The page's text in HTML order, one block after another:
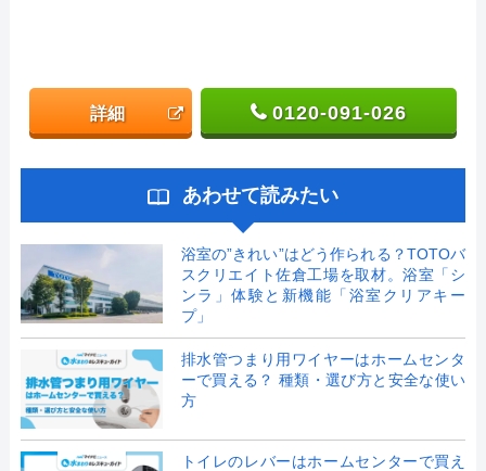
詳細 0120-091-026
あわせて読みたい
浴室の”きれい”はどう作られる？TOTOバ
スクリエイト佐倉工場を取材。浴室「シ
ンラ」体験と新機能「浴室クリアキー
プ」
排水管つまり用ワイヤーはホームセンタ
ーで買える？ 種類・選び方と安全な使い
方
トイレのレバーはホームセンターで買え